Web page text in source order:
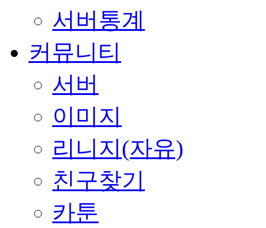
서버통계
커뮤니티
서버
이미지
리니지(자유)
친구찾기
카툰